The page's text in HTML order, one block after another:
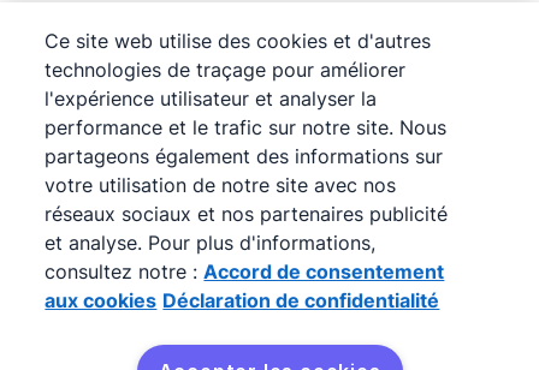
©2026Pipedrive
Pipedrive
Conditions d'utilisation
Pipedrive
Déclaration de confidentialité
Plan du site
Accord de consentement aux cookies
Préférences de cookies
Ce site web utilise des cookies et d'autres
technologies de traçage pour améliorer
l'expérience utilisateur et analyser la
performance et le trafic sur notre site. Nous
partageons également des informations sur
votre utilisation de notre site avec nos
réseaux sociaux et nos partenaires publicité
et analyse. Pour plus d'informations,
consultez notre : Accord de consentement
aux cookies Déclaration de confidentialité